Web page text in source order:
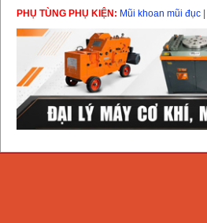
PHỤ TÙNG PHỤ KIỆN: Mũi khoan mũi đục